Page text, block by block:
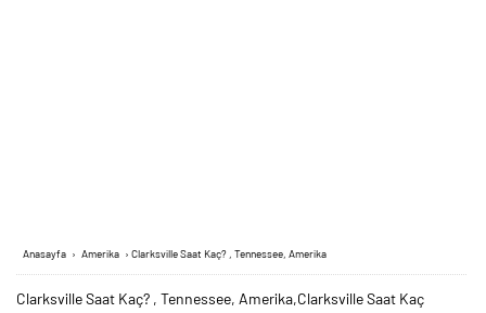
Anasayfa › Amerika › Clarksville Saat Kaç? , Tennessee, Amerika
Clarksville Saat Kaç? , Tennessee, Amerika,Clarksville Saat Kaç